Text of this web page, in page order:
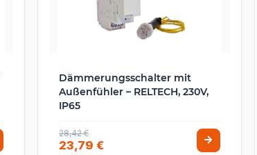
Dämmerungsschalter mit
Außenfühler – RELTECH, 230V,
IP65
28,42 €
23,79 €